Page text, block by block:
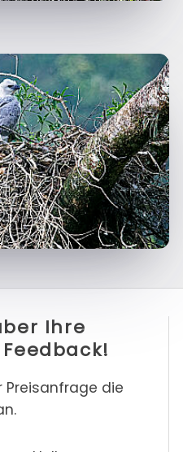
Ihre
Preisanfrage die